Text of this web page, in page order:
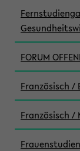
FORUM
Französisch /
Französisch /